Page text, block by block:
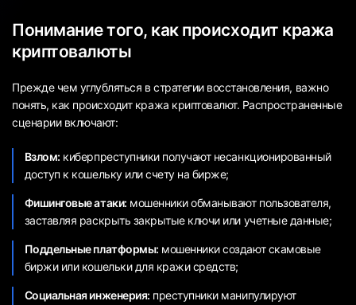
Понимание того, как происходит кража
криптовалюты
Прежде чем углубляться в стратегии восстановления, важно
понять, как происходит кража криптовалют. Распространенные
сценарии включают:
Взлом: киберпреступники получают несанкционированный
доступ к кошельку или счету на бирже;
Фишинговые атаки: мошенники обманывают пользователя,
заставляя раскрыть закрытые ключи или учетные данные;
Поддельные платформы: мошенники создают скамовые
биржи или кошельки для кражи средств;
Социальная инженерия: преступники манипулируют